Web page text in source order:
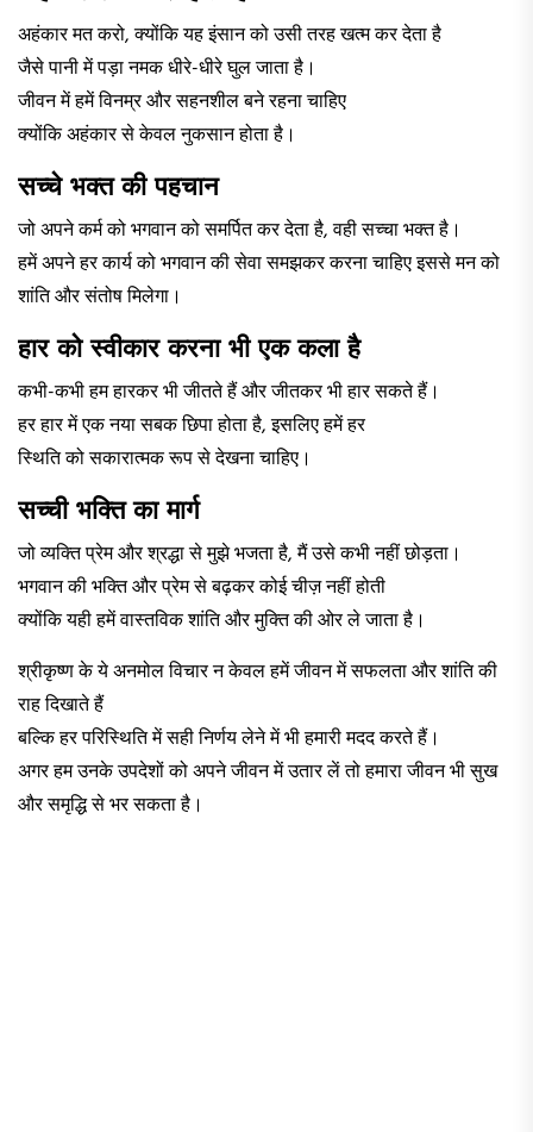
अहंकार मत करो, क्योंकि यह इंसान को उसी तरह खत्म कर देता है
जैसे पानी में पड़ा नमक धीरे-धीरे घुल जाता है।
जीवन में हमें विनम्र और सहनशील बने रहना चाहिए
क्योंकि अहंकार से केवल नुकसान होता है।
सच्चे भक्त की पहचान
जो अपने कर्म को भगवान को समर्पित कर देता है, वही सच्चा भक्त है।
हमें अपने हर कार्य को भगवान की सेवा समझकर करना चाहिए इससे मन को
शांति और संतोष मिलेगा।
हार को स्वीकार करना भी एक कला है
कभी-कभी हम हारकर भी जीतते हैं और जीतकर भी हार सकते हैं।
हर हार में एक नया सबक छिपा होता है, इसलिए हमें हर
स्थिति को सकारात्मक रूप से देखना चाहिए।
सच्ची भक्ति का मार्ग
जो व्यक्ति प्रेम और श्रद्धा से मुझे भजता है, मैं उसे कभी नहीं छोड़ता।
भगवान की भक्ति और प्रेम से बढ़कर कोई चीज़ नहीं होती
क्योंकि यही हमें वास्तविक शांति और मुक्ति की ओर ले जाता है।
श्रीकृष्ण के ये अनमोल विचार न केवल हमें जीवन में सफलता और शांति की
राह दिखाते हैं
बल्कि हर परिस्थिति में सही निर्णय लेने में भी हमारी मदद करते हैं।
अगर हम उनके उपदेशों को अपने जीवन में उतार लें तो हमारा जीवन भी सुख
और समृद्धि से भर सकता है।